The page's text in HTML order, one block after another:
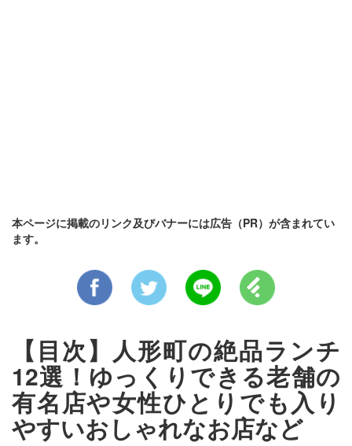
本ページに掲載のリンク及びバナーには広告（PR）が含まれてい
ます。
【目次】人形町の絶品ランチ
12選！ゆっくりできる老舗の
有名店や女性ひとりでも入り
やすいおしゃれなお店など